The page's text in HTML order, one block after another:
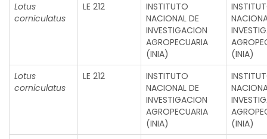
Lotus
corniculatus
LE 212
INSTITUTO
NACIONAL DE
INVESTIGACION
AGROPECUARIA
(INIA)
(INIA)
Lotus
corniculatus
LE 212
INSTITUTO
NACIONAL DE
INVESTIGACION
AGROPECUARIA
(INIA)
(INIA)